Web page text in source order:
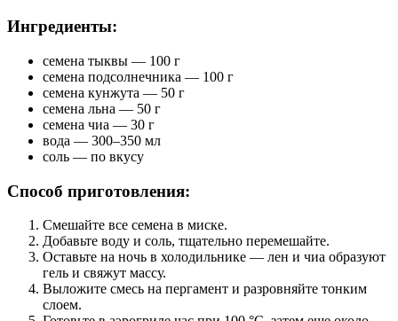
Ингредиенты:
семена тыквы — 100 г
семена подсолнечника — 100 г
семена кунжута — 50 г
семена льна — 50 г
семена чиа — 30 г
вода — 300–350 мл
соль — по вкусу
Способ приготовления:
Смешайте все семена в миске.
Добавьте воду и соль, тщательно перемешайте.
Оставьте на ночь в холодильнике — лен и чиа образуют
гель и свяжут массу.
Выложите смесь на пергамент и разровняйте тонким
слоем.